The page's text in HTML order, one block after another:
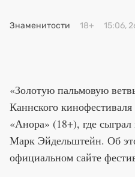
Знаменитости 18+ 15:06,
«Золотую пальмовую
Каннского
«Анора» (18+), где
Марк Эйдельштейн. Об
официальном сайте